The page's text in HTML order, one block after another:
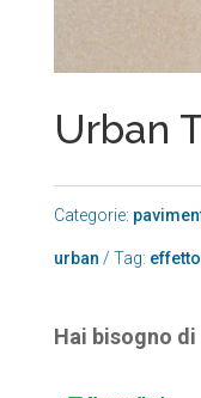
Urban
Categorie:
urban Tag:
Hai bisogno